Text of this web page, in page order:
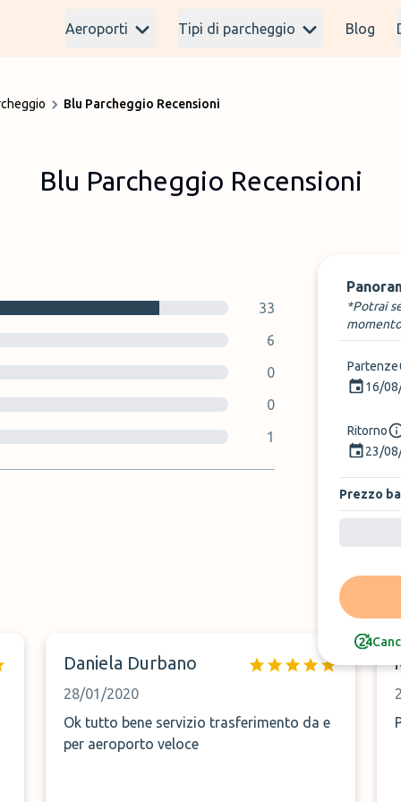
Aeroporti Tipi di parcheggio Blog
Blu Parcheggio Recensioni
Blu Parcheggio Recensioni
33
6
0
0
1
*Potrai
Partenze
16/
Ritorno
23/
Prezzo
Daniela Durbano
28/01/2020
Ok tutto bene servizio trasferimento da e
per aeroporto veloce